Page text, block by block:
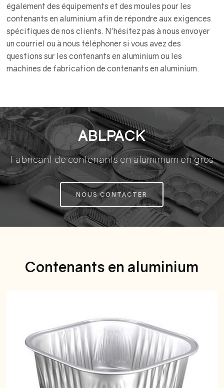
également des équipements et des moules pour les
contenants en aluminium afin de répondre aux exigences
spécifiques de nos clients. N'hésitez pas à nous envoyer
un courriel ou à nous téléphoner si vous avez des
questions sur les contenants en aluminium ou les
machines de fabrication de contenants en aluminium.
ABLPACK
Fabricant de contenants en aluminium en gros
NOUS CONTACTER
Contenants en aluminium